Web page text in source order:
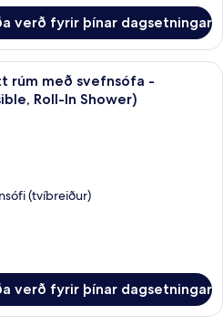
verð fyrir þínar dagsetningar
55-tommu LCD-sjónvarp með
rúm með svefnsófa -
Roll-In Shower)
(tvíbreiður)
verð fyrir þínar dagsetningar